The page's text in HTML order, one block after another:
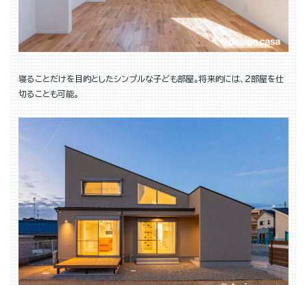
寝ることだけを目的としたシンプルな子ども部屋。将来的には、２部屋を仕
切ることも可能。